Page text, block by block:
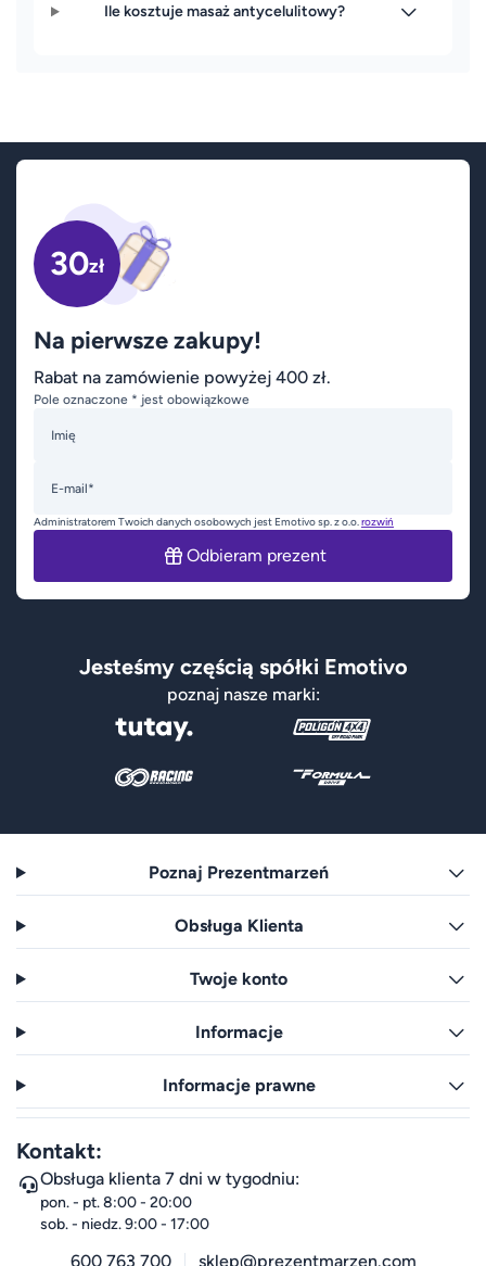
Ile kosztuje masaż antycelulitowy?
30zł
Na pierwsze zakupy!
Rabat na zamówienie powyżej 400 zł.
Pole oznaczone * jest obowiązkowe
Imię
E-mail*
Administratorem Twoich danych osobowych jest Emotivo sp. z o.o.rozwiń
Odbieram prezent
Jesteśmy częścią spółki Emotivo
poznaj nasze marki:
Poznaj Prezentmarzeń
Obsługa Klienta
Twoje konto
Informacje
Informacje prawne
Kontakt:
Obsługa klienta 7 dni w tygodniu:
pon. - pt. 8:00 - 20:00
sob. - niedz. 9:00 - 17:00
600 763 700 sklep@prezentmarzen.com